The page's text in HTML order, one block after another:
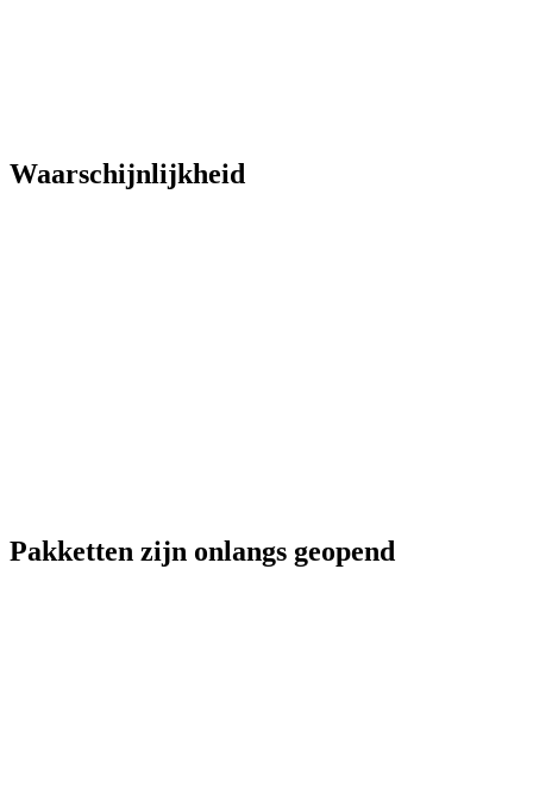
Waarschijnlijkheid
Pakketten zijn onlangs geopend